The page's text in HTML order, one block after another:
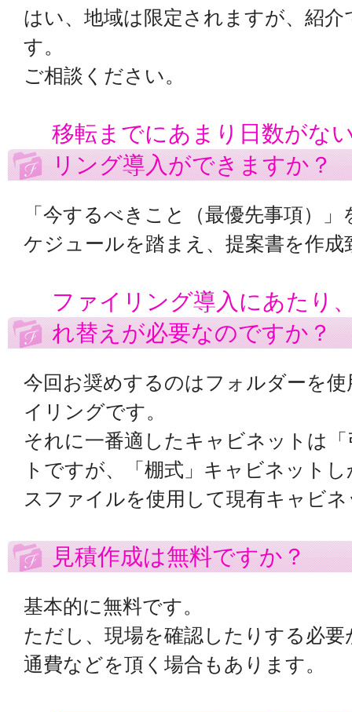
はい、地域は限定されますが、紹
す。
ご相談ください。
移転までにあまり日数がな
リング導入ができますか？
「今するべきこと（最優先事項）
ケジュールを踏まえ、提案書を作成
ファイリング導入にあたり
れ替えが必要なのですか？
今回お奨めするのはフォルダーを
イリングです。
それに一番適したキャビネットは
トですが、「棚式」キャビネット
スファイルを使用して現有キャビ
見積作成は無料ですか？
基本的に無料です。
ただし、現場を確認したりする必
通費などを頂く場合もあります。